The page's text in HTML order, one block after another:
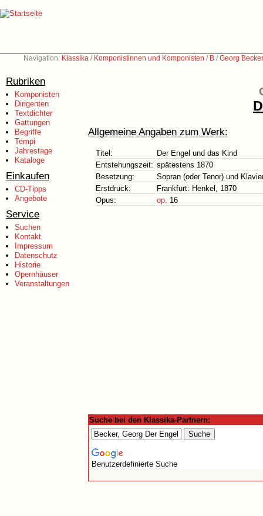
Navigation: Klassika / Komponistinnen und Komponisten / B /Georg
Rubriken
Komponisten
Dirigenten
Textdichter
Gattungen
Begriffe
Tempi
Jahrestage
Kataloge
Einkaufen
CD-Tipps
Angebote
Service
Suchen
Kontakt
Impressum
Datenschutz
Historie
Opernhäuser
Veranstaltungen
Allgemeine Angaben zum Werk:
Titel:
Der Engel und das Kind
Entstehungszeit: spätestens 1870
Besetzung:
Sopran (oder Tenor) und
Erstdruck:
Frankfurt: Henkel, 1870
Opus:
op. 16
Suche bei den Klassika-Partnern:
Benutzerdefinierte Suche